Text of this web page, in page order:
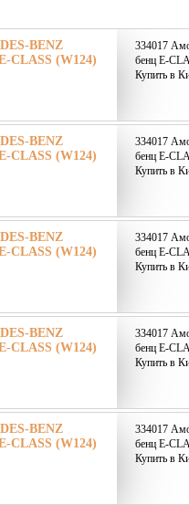
BENZ
CLASS (W124)
334017
бенц E-
Купить в
BENZ
CLASS (W124)
334017
бенц E-
Купить в
BENZ
CLASS (W124)
334017
бенц E-
Купить в
BENZ
CLASS (W124)
334017
бенц E-
Купить в
BENZ
CLASS (W124)
334017
бенц E-
Купить в